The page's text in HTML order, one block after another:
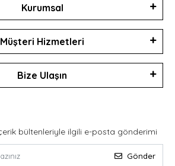
Kurumsal
Müşteri Hizmetleri
Bize Ulaşın
bültenleriyle ilgili e-posta gönderimi
Gönder